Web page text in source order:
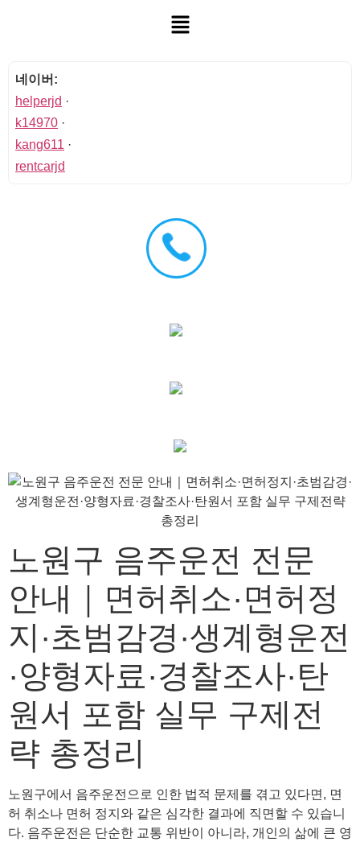
네이버:
helperjd ·
k14970 ·
kang611 ·
rentcarjd
노원구 음주운전 전문
안내｜면허취소·면허정
지·초범감경·생계형운전
·양형자료·경찰조사·탄
원서 포함 실무 구제전
략 총정리
노원구에서 음주운전으로 인한 법적 문제를 겪고 있다면, 면
허 취소나 면허 정지와 같은 심각한 결과에 직면할 수 있습니
다. 음주운전은 단순한 교통 위반이 아니라, 개인의 삶에 큰 영